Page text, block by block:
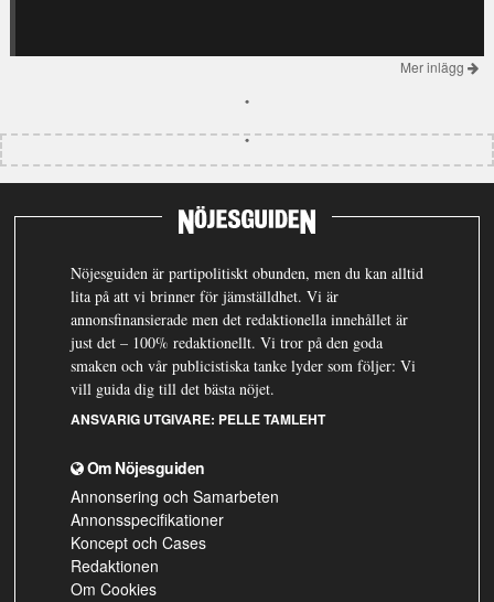
Mer inlägg
Nöjesguiden är partipolitiskt obunden, men du kan alltid
lita på att vi brinner för jämställdhet. Vi är
annonsfinansierade men det redaktionella innehållet är
just det – 100% redaktionellt. Vi tror på den goda
smaken och vår publicistiska tanke lyder som följer: Vi
vill guida dig till det bästa nöjet.
ANSVARIG UTGIVARE: PELLE TAMLEHT
Om Nöjesguiden
Annonsering och Samarbeten
Annonsspecifikationer
Koncept och Cases
Redaktionen
Om Cookies